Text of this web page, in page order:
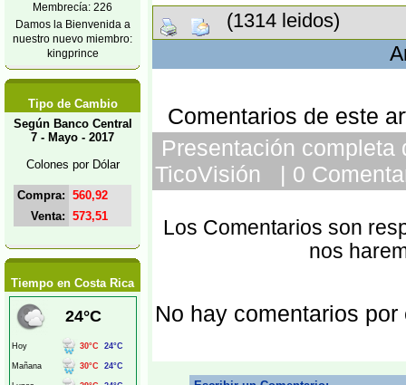
Membrecía: 226
Damos la Bienvenida a
nuestro nuevo miembro:
kingprince
Tipo de Cambio
Según Banco Central
7 - Mayo - 2017
Colones por Dólar
Compra: 560,92
Venta: 573,51
Tiempo en Costa Rica
(1314 leidos)
Comentarios de este
Presentación completa
TicoVisión | 0
Los Comentarios son
nos
No hay comentarios por